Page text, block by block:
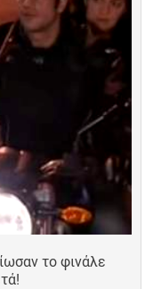
το φινάλε